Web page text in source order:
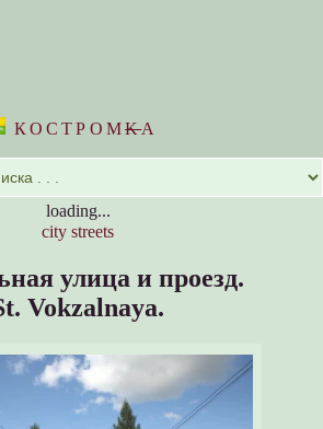
КОСТРОМKА
loading...
city streets
улица и проезд.
Vokzalnaya.